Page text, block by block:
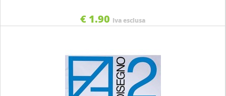
€ 1.90 Iva esclusa